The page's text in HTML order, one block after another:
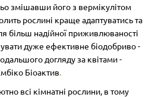
змішавши його з вермікулітом
рослині краще адаптуватись та
більш надійної приживлюваності
дуже ефективне біодобриво -
догляду за квітами -
Біоактив.
всі кімнатні рослини, в тому